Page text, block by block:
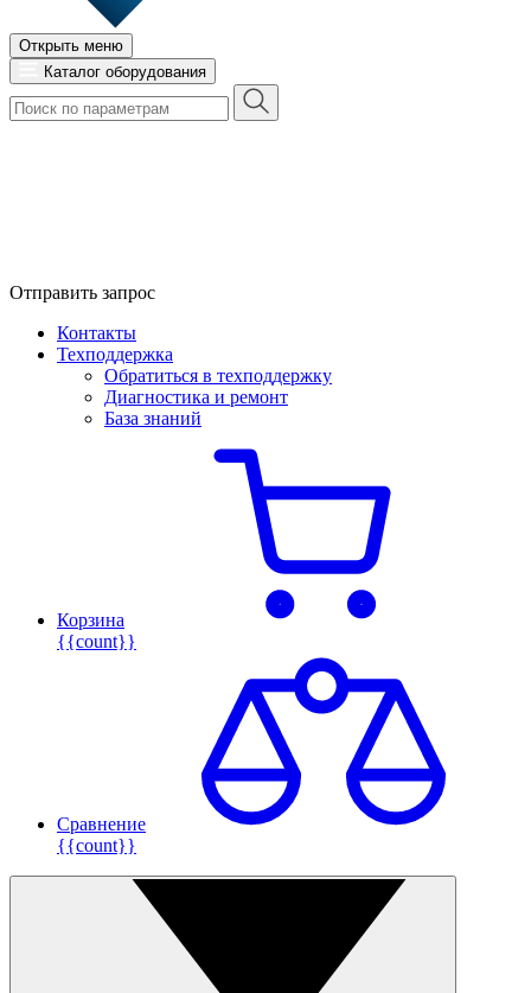
Открыть меню
Каталог оборудования
Отправить запрос
Контакты
Техподдержка
Обратиться в техподдержку
Диагностика и ремонт
База знаний
Корзина
{{count}}
Сравнение
{{count}}